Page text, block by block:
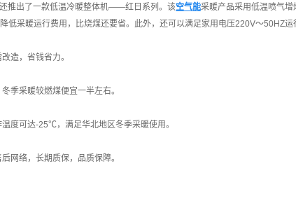
还推出了一款低温冷暖整体机——红日系列。该空气能采暖产品采用低温喷气
采暖运行费用，比烧煤还要省。此外，还可以满足家用电压220V～50HZ运
造，省钱省力。
季采暖较燃煤便宜一半左右。
度可达-25℃，满足华北地区冬季采暖使用。
网络，长期质保，品质保障。